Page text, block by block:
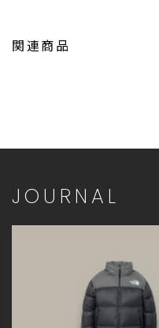
る日本発のブランド。「Ski
02：メーカーサイズ表記2
04：メーカーサイズ表記4
【メーカー品番】
※照明・光の加減、PCやス
と画像のカラーの見え方が
※画像はサンプルのため、色
関連商品
JOURNAL